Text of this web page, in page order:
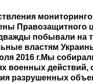
Правозащитного
побывали на
властям
2016 г.Мы
военных действий,
разрушенных